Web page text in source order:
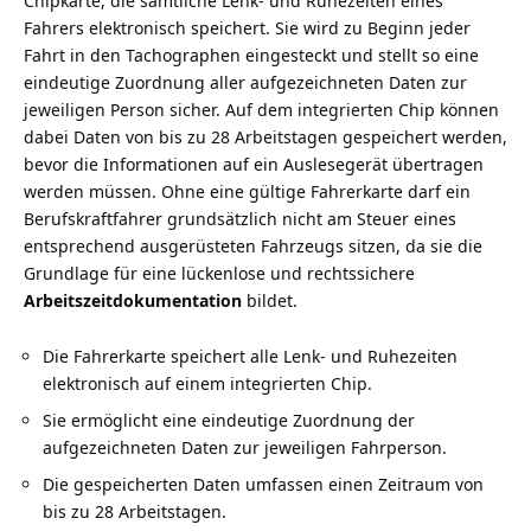
Fahrers elektronisch speichert. Sie wird zu Beginn jeder
Fahrt in den Tachographen eingesteckt und stellt so eine
eindeutige Zuordnung aller aufgezeichneten Daten zur
jeweiligen Person sicher. Auf dem integrierten Chip können
dabei Daten von bis zu 28 Arbeitstagen gespeichert werden,
bevor die Informationen auf ein Auslesegerät übertragen
werden müssen. Ohne eine gültige Fahrerkarte darf ein
Berufskraftfahrer grundsätzlich nicht am Steuer eines
entsprechend ausgerüsteten Fahrzeugs sitzen, da sie die
Grundlage für eine lückenlose und rechtssichere
Arbeitszeitdokumentation bildet.
Die Fahrerkarte speichert alle Lenk- und Ruhezeiten
elektronisch auf einem integrierten Chip.
Sie ermöglicht eine eindeutige Zuordnung der
aufgezeichneten Daten zur jeweiligen Fahrperson.
Die gespeicherten Daten umfassen einen Zeitraum von
bis zu 28 Arbeitstagen.